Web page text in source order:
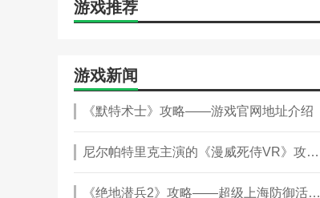
游戏推荐
游戏新闻
《默特术士》攻略——游戏官网地址介绍
尼尔帕特里克主演的《漫威死侍VR》攻略——将亮相夏日游戏节
《绝地潜兵2》攻略——超级上海防御活动引发差评，中国玩家社区呼吁理性讨论